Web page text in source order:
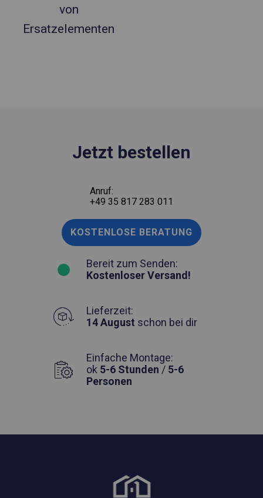
von
Ersatzelementen
Jetzt bestellen
Anruf:
+49 35 817 283 011
KOSTENLOSE BERATUNG
Bereit zum Senden:
Kostenloser Versand!
Lieferzeit:
14 August schon bei dir
Einfache Montage:
ok 5-6 Stunden / 5-6
Personen